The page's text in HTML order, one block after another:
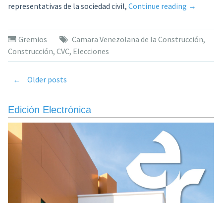
representativas de la sociedad civil, Continue reading «CVC
rechazo
al
→
Gremios Camara Venezolana de la Construcción,
Construcción, CVC, Elecciones
Posts
navigation
← Older posts
Edición Electrónica